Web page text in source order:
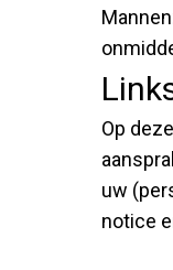
Op
uw
notice